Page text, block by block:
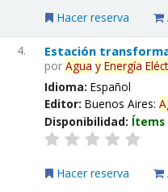
Hacer reserva
4. Estación
porAgua y Energía
Idioma:Español
Editor:Buenos Aires:
Disponibilidad:
Hacer reserva